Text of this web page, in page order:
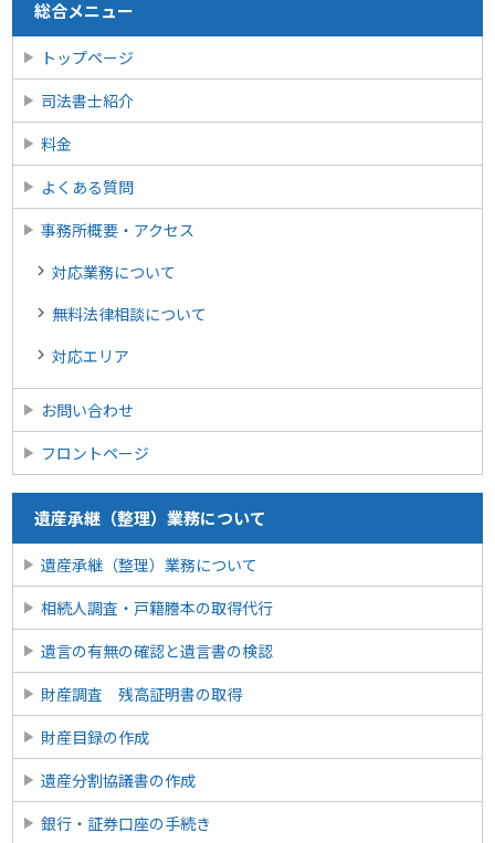
総合メニュー
トップページ
司法書士紹介
料金
よくある質問
事務所概要・アクセス
対応業務について
無料法律相談について
対応エリア
お問い合わせ
フロントページ
遺産承継（整理）業務について
遺産承継（整理）業務について
相続人調査・戸籍謄本の取得代行
遺言の有無の確認と遺言書の検認
財産調査 残高証明書の取得
財産目録の作成
遺産分割協議書の作成
銀行・証券口座の手続き